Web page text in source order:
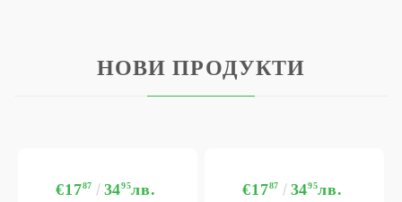
НОВИ ПРОДУКТИ
€1787 3495лв. €1787 3495лв.